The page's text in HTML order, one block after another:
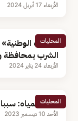
الأربعاء 17 أبريل 2024
المحليات
«المياه
الشرب بمحافظة
الأربعاء 24 يناير 2024
المحليات
شركة المياه:
الأحد 10 ديسمبر 2023